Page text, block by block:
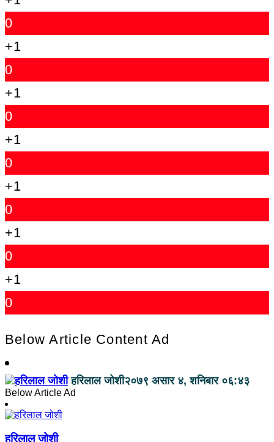
0
+1
0
+1
0
+1
0
+1
0
+1
0
+1
0
Below Article Content Ad
हरिलाल जोशी२०७९ असार ४, शनिबार ०६:४३
Below Article Ad
हरिलाल जोशी